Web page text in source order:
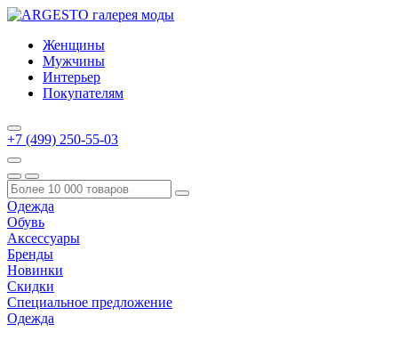
Женщины
Мужчины
Интерьер
Покупателям
+7 (499) 250-55-03
Одежда
Обувь
Аксессуары
Бренды
Новинки
Скидки
Специальное предложение
Одежда